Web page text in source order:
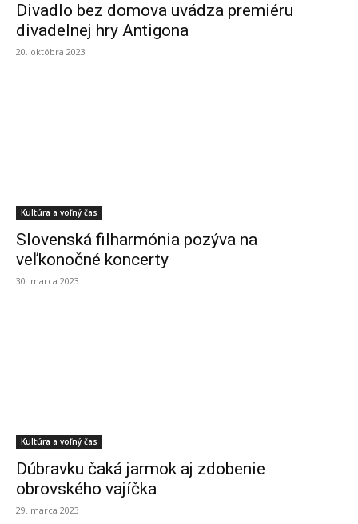
Divadlo bez domova uvádza premiéru
divadelnej hry Antigona
20. októbra 2023
Kultúra a voľný čas
Slovenská filharmónia pozýva na
veľkonočné koncerty
30. marca 2023
Kultúra a voľný čas
Dúbravku čaká jarmok aj zdobenie
obrovského vajíčka
29. marca 2023